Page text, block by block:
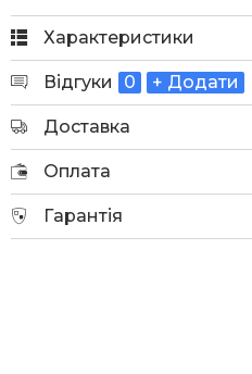
Характеристики
Відгуки 0 + Додати
Доставка
Оплата
Гарантія